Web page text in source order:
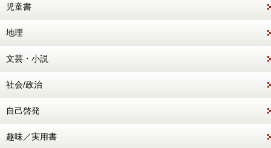
児童書
地理
文芸・小説
社会/政治
自己啓発
趣味／実用書